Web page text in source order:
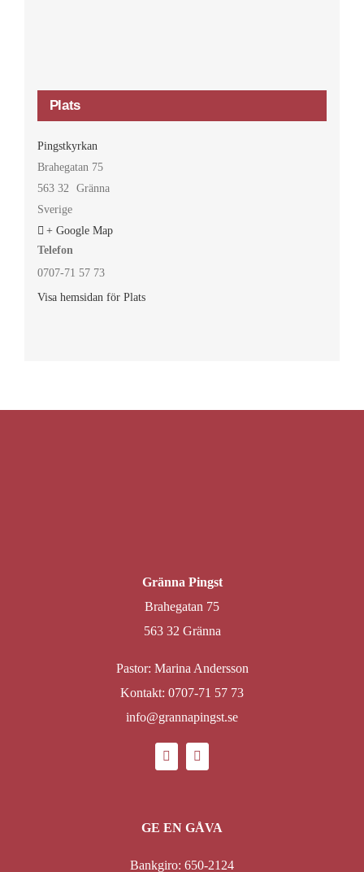
Plats
Pingstkyrkan
Brahegatan 75
563 32
Gränna
Sverige
+ Google Map
Telefon
0707-71 57 73
Visa hemsidan för Plats
Gränna Pingst
Brahegatan 75
563 32 Gränna
Pastor: Marina Andersson
Kontakt: 0707-71 57 73
info@grannapingst.se
GE EN GÅVA
Bankgiro: 650-2124